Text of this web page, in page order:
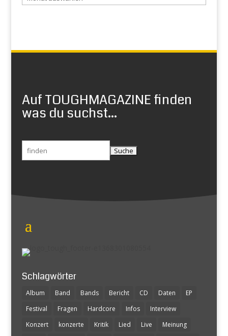
Auf TOUGHMAGAZINE finden
was du suchst...
Suchen
nach:
Schlagwörter
Album Band Bands Bericht CD Daten
EP
Festival
Fragen Hardcore Infos
Interview
Konzert
konzerte Kritik Lied Live Meinung